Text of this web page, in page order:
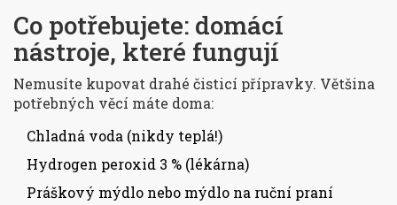
Co potřebujete: domácí
nástroje, které fungují
Nemusíte kupovat drahé čisticí přípravky. Většina
potřebných věcí máte doma:
Chladná voda (nikdy teplá!)
Hydrogen peroxid 3 % (lékárna)
Práškový mýdlo nebo mýdlo na ruční praní